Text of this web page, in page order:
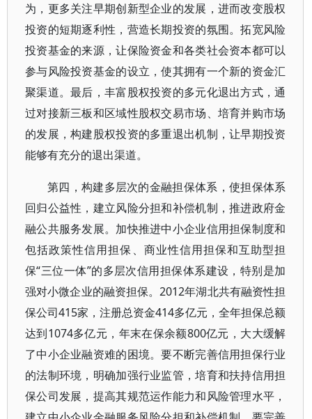
为，更多关注早期创新型企业的发展，进而改变股权
投资的短期逐利性，营造长期投资的氛围。拓宽风险
投资基金的来源，让保险资金和各类社会资本都可以
参与风险投资基金的设立，使其拥有一个新的资金汇
聚渠道。最后，丰富股权投资的多元化退出方式，通
过对接新三板和区域性股权交易市场、培育并购市场
的发展，构建股权投资的多重退出机制，让早期投资
能够有充分的退出渠道。
第四，构建多层次的金融担保体系，使担保体系
回归公益性，建立风险分担和补偿机制，推进政府金
融公共服务发展。加快推进中小企业信用担保制度和
包括政策性信用担保、商业性信用担保和互助型担
保“三位一体”的多层次信用担保体系建设，特别是加
强对小微企业的融资担保。2012年湖北共有融资性担
保公司415家，注册总资金414多亿元，全年担保总额
达到1074多亿元，年末在保余额800亿元，大大缓解
了中小企业融资难的困境。要不断完善信用担保行业
的法制环境，明确加强行业监管，培育和扶持信用担
保公司发展，提高其规范运作能力和风险管理水平，